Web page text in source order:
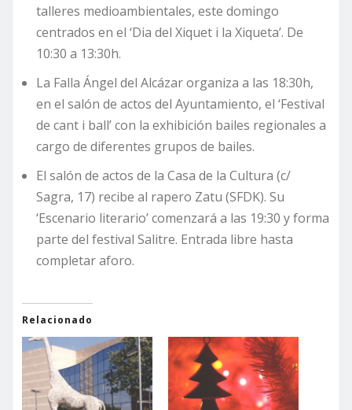
talleres medioambientales, este domingo
centrados en el ‘Dia del Xiquet i la Xiqueta’. De
10:30 a 13:30h.
La Falla Ángel del Alcázar organiza a las 18:30h,
en el salón de actos del Ayuntamiento, el ‘Festival
de cant i ball’ con la exhibición bailes regionales a
cargo de diferentes grupos de bailes.
El salón de actos de la Casa de la Cultura (c/
Sagra, 17) recibe al rapero Zatu (SFDK). Su
‘Escenario literario’ comenzará a las 19:30 y forma
parte del festival Salitre. Entrada libre hasta
completar aforo.
Relacionado